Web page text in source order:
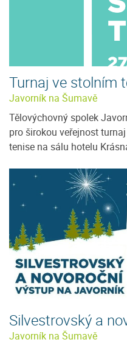
Turnaj ve stolním
Javorník na Šumavě
Tělovýchovný spolek
pro širokou veřejnost
tenise na sálu hotelu
Silvestrovský a
Javorník na Šumavě